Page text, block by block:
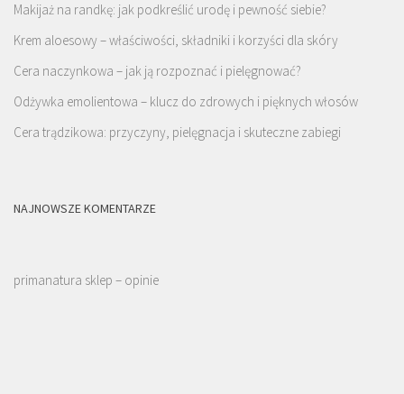
Makijaż na randkę: jak podkreślić urodę i pewność siebie?
Krem aloesowy – właściwości, składniki i korzyści dla skóry
Cera naczynkowa – jak ją rozpoznać i pielęgnować?
Odżywka emolientowa – klucz do zdrowych i pięknych włosów
Cera trądzikowa: przyczyny, pielęgnacja i skuteczne zabiegi
NAJNOWSZE KOMENTARZE
primanatura sklep – opinie